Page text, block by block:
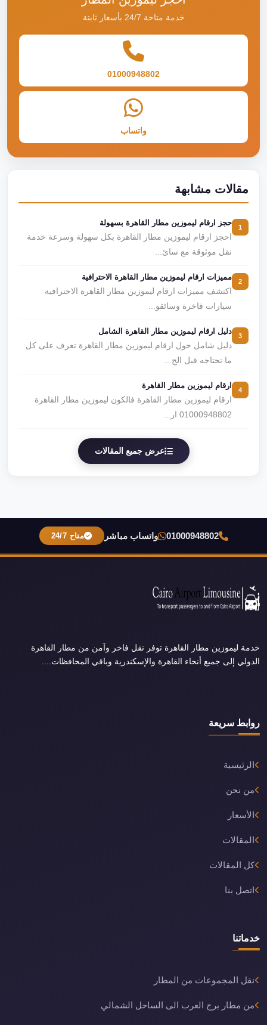
خدمة متاحة 24/7 بأسعار ثابتة
01000948802
واتساب
مقالات مشابهة
حجز ارقام ليموزين مطار القاهرة بسهولة
احجز ارقام ليموزين مطار القاهرة بكل سهولة وسرعة خدمة
نقل موثوقة مع سائ...
مميزات ارقام ليموزين مطار القاهرة الاحترافية
اكتشف مميزات ارقام ليموزين مطار القاهرة الاحترافية
سيارات فاخرة وسائقو...
دليل ارقام ليموزين مطار القاهرة الشامل
دليل شامل حول ارقام ليموزين مطار القاهرة تعرف على كل
ما تحتاجه قبل الح...
ارقام ليموزين مطار القاهرة
ارقام ليموزين مطار القاهرة فالكون ليموزين مطار القاهرة
01000948802 ار...
عرض جميع المقالات
01000948802 واتساب مباشر متاح 24/7
خدمة ليموزين مطار القاهرة توفر نقل فاخر وآمن من مطار القاهرة
الدولي إلى جميع أنحاء القاهرة والإسكندرية وباقي المحافظات....
روابط سريعة
الرئيسية
من نحن
الأسعار
المقالات
كل المقالات
اتصل بنا
خدماتنا
نقل المجموعات من المطار
من مطار برج العرب الى الساحل الشمالي